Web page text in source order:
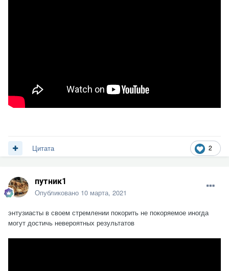
2
Цитата
путник1
Опубликовано 10 марта, 2021
энтузиасты в своем стремлении покорить не покоряемое иногда
могут достичь невероятных результатов